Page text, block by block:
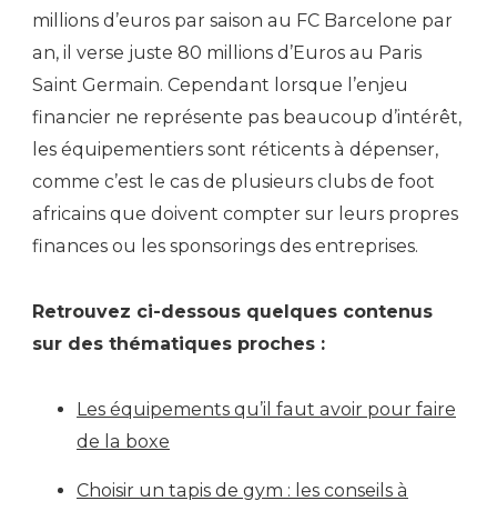
millions d’euros par saison au FC Barcelone par
an, il verse juste 80 millions d’Euros au Paris
Saint Germain. Cependant lorsque l’enjeu
financier ne représente pas beaucoup d’intérêt,
les équipementiers sont réticents à dépenser,
comme c’est le cas de plusieurs clubs de foot
africains que doivent compter sur leurs propres
finances ou les sponsorings des entreprises.
Retrouvez ci-dessous quelques contenus
sur des thématiques proches :
Les équipements qu’il faut avoir pour faire
de la boxe
Choisir un tapis de gym : les conseils à